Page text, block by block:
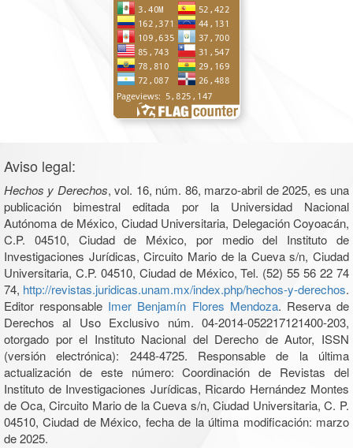
Aviso legal:
Hechos y Derechos, vol. 16, núm. 86, marzo-abril de 2025, es una
publicación bimestral editada por la Universidad Nacional
Autónoma de México, Ciudad Universitaria, Delegación Coyoacán,
C.P. 04510, Ciudad de México, por medio del Instituto de
Investigaciones Jurídicas, Circuito Mario de la Cueva s/n, Ciudad
Universitaria, C.P. 04510, Ciudad de México, Tel. (52) 55 56 22 74
74, http://revistas.juridicas.unam.mx/index.php/hechos-y-derechos.
Editor responsable Imer Benjamín Flores Mendoza. Reserva de
Derechos al Uso Exclusivo núm. 04-2014-052217121400-203,
otorgado por el Instituto Nacional del Derecho de Autor, ISSN
(versión electrónica): 2448-4725. Responsable de la última
actualización de este número: Coordinación de Revistas del
Instituto de Investigaciones Jurídicas, Ricardo Hernández Montes
de Oca, Circuito Mario de la Cueva s/n, Ciudad Universitaria, C. P.
04510, Ciudad de México, fecha de la última modificación: marzo
de 2025.